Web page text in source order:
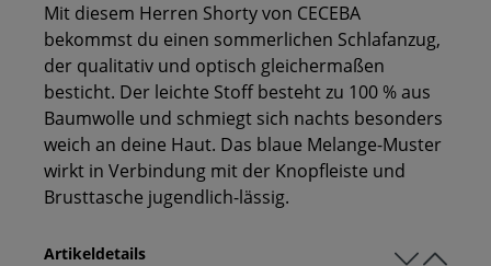
Mit diesem Herren Shorty von CECEBA
bekommst du einen sommerlichen Schlafanzug,
der qualitativ und optisch gleichermaßen
besticht. Der leichte Stoff besteht zu 100 % aus
Baumwolle und schmiegt sich nachts besonders
weich an deine Haut. Das blaue Melange-Muster
wirkt in Verbindung mit der Knopfleiste und
Brusttasche jugendlich-lässig.
Artikeldetails